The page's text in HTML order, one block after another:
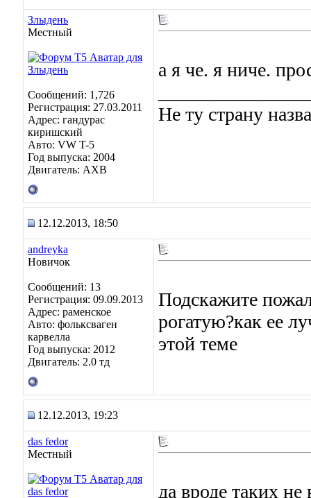
Злыдень
Местный
Сообщений: 1,726
Регистрация: 27.03.2011
Адрес: гандурас
киришский
Авто: VW T-5
Год выпуска: 2004
Двигатель: AXB
а я че. я ниче.
Не ту страну
12.12.2013, 18:50
andreyka
Новичок
Сообщений: 13
Регистрация: 09.09.2013
Адрес: раменское
Авто: фольксваген
карвелла
Год выпуска: 2012
Двигатель: 2.0 тд
Подскажите
рогатую?как ее
этой теме
12.12.2013, 19:23
das fedor
Местный
да вроде таких не